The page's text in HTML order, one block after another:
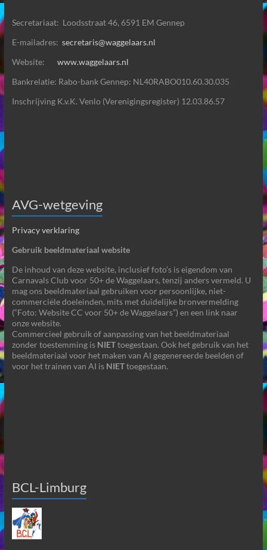
Secretariaat: Loodsstraat 46, 6591 EM Gennep
E-mailadres: secretaris@waggelaars.nl
Website: www.waggelaars.nl
Bankrelatie: Rabo-bank Gennep: NL40RABO010.60.30.035
Inschrijving K.v.K. Venlo (Verenigingsregister) 12.03.86.57
AVG-wetgeving
Privacy verklaring
Gebruik beeldmateriaal website
De inhoud van deze website, inclusief foto’s is eigendom van
Carnavals Club voor 50+ de Waggelaars, tenzij anders vermeld. U
mag ons beeldmateriaal gebruiken voor persoonlijke, niet-
commerciële doeleinden, mits met duidelijke bronvermelding
(“Foto: Website CC voor 50+ de Waggelaars”) en een link naar
onze website.
Commercieel gebruik of aanpassing van het beeldmateriaal
zonder toestemming is NIETtoegestaan. Ook het gebruik van het
beeldmateriaal voor het maken van AI gegenereerde beelden of
voor het trainen van AI is NIETtoegestaan.
BCL-Limburg